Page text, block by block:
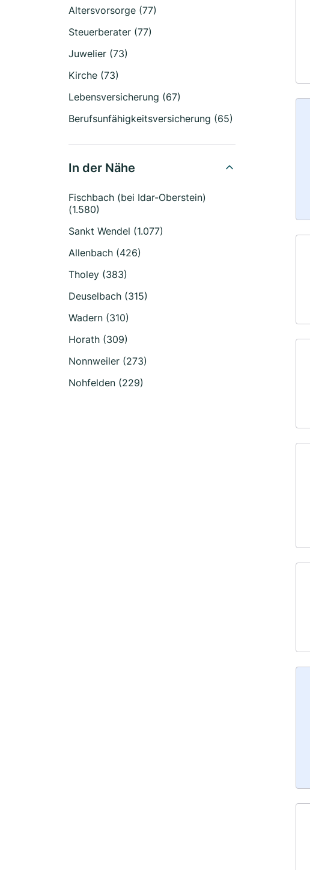
Altersvorsorge (77)
Steuerberater (77)
Juwelier (73)
Kirche (73)
Lebensversicherung (67)
Berufsunfähigkeitsversicherung (65)
In der Nähe
Fischbach (bei Idar-Oberstein)
(1.580)
Sankt Wendel (1.077)
Allenbach (426)
Tholey (383)
Deuselbach (315)
Wadern (310)
Horath (309)
Nonnweiler (273)
Nohfelden (229)